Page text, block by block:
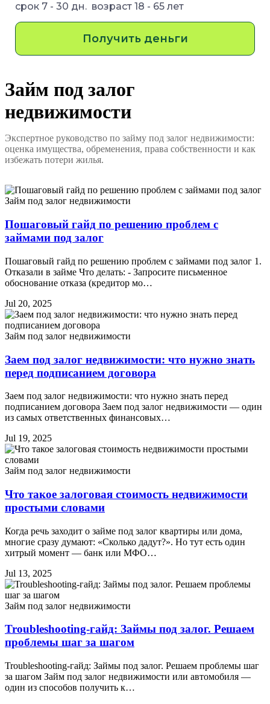
срок 7 - 30 дн. возраст 18 - 65 лет
Получить деньги
Займ под залог
недвижимости
Экспертное руководство по займу под залог недвижимости:
оценка имущества, обременения, права собственности и как
избежать потери жилья.
Займ под залог недвижимости
Пошаговый гайд по решению проблем с
займами под залог
Пошаговый гайд по решению проблем с займами под залог 1.
Отказали в займе Что делать: - Запросите письменное
обоснование отказа (кредитор мо…
Jul 20, 2025
Займ под залог недвижимости
Заем под залог недвижимости: что нужно знать
перед подписанием договора
Заем под залог недвижимости: что нужно знать перед
подписанием договора Заем под залог недвижимости — один
из самых ответственных финансовых…
Jul 19, 2025
Займ под залог недвижимости
Что такое залоговая стоимость недвижимости
простыми словами
Когда речь заходит о займе под залог квартиры или дома,
многие сразу думают: «Сколько дадут?». Но тут есть один
хитрый момент — банк или МФО…
Jul 13, 2025
Займ под залог недвижимости
Troubleshooting-гайд: Займы под залог. Решаем
проблемы шаг за шагом
Troubleshooting-гайд: Займы под залог. Решаем проблемы шаг
за шагом Займ под залог недвижимости или автомобиля —
один из способов получить к…